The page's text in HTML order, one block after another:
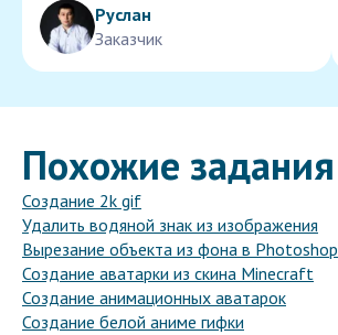
Руслан
Заказчик
Похожие задания
Создание 2k gif
Удалить водяной знак из изображения
Вырезание объекта из фона в Photoshop
Создание аватарки из скина Minecraft
Создание анимационных аватарок
Создание белой аниме гифки